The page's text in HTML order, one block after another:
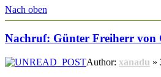
Nach oben
Nachruf: Günter Freiherr von
Author: xanadu »